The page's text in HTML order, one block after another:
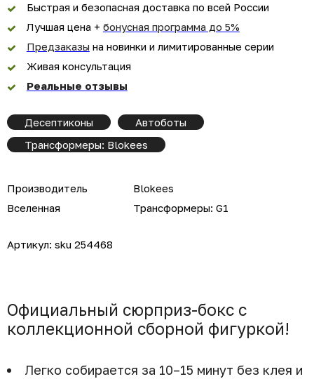
Быстрая и безопасная доставка по всей России
Лучшая цена + бонусная программа до 5%
Предзаказы на новинки и лимитированные серии
Живая консультация
Реальные отзывы
Десептиконы
Автоботы
Трансформеры: Blokees
Производитель
Blokees
Вселенная
Трансформеры: G1
Артикул: sku 254468
Официальный сюрприз-бокс с
коллекционной сборной фигуркой!
Легко собирается за 10–15 минут без клея и